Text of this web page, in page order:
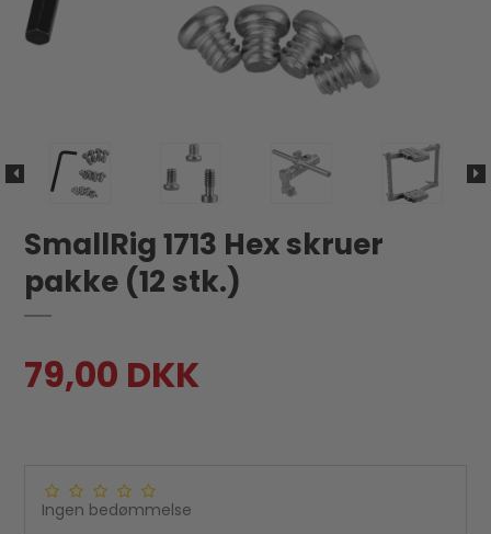
SmallRig 1713 Hex skruer
pakke (12 stk.)
79,00 DKK
Ingen bedømmelse